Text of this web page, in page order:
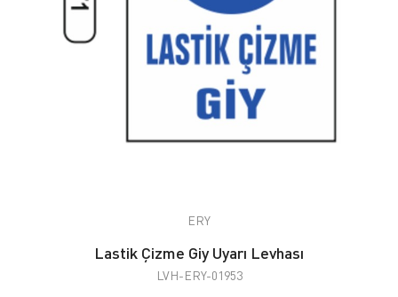
ERY
Lastik Çizme Giy Uyarı Levhası
LVH-ERY-01953